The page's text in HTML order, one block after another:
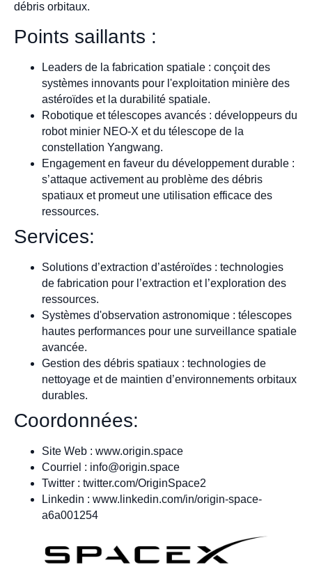
débris orbitaux.
Points saillants :
Leaders de la fabrication spatiale : conçoit des
systèmes innovants pour l'exploitation minière des
astéroïdes et la durabilité spatiale.
Robotique et télescopes avancés : développeurs du
robot minier NEO-X et du télescope de la
constellation Yangwang.
Engagement en faveur du développement durable :
s’attaque activement au problème des débris
spatiaux et promeut une utilisation efficace des
ressources.
Services:
Solutions d’extraction d’astéroïdes : technologies
de fabrication pour l’extraction et l’exploration des
ressources.
Systèmes d'observation astronomique : télescopes
hautes performances pour une surveillance spatiale
avancée.
Gestion des débris spatiaux : technologies de
nettoyage et de maintien d’environnements orbitaux
durables.
Coordonnées:
Site Web : www.origin.space
Courriel : info@origin.space
Twitter : twitter.com/OriginSpace2
Linkedin : www.linkedin.com/in/origin-space-
a6a001254